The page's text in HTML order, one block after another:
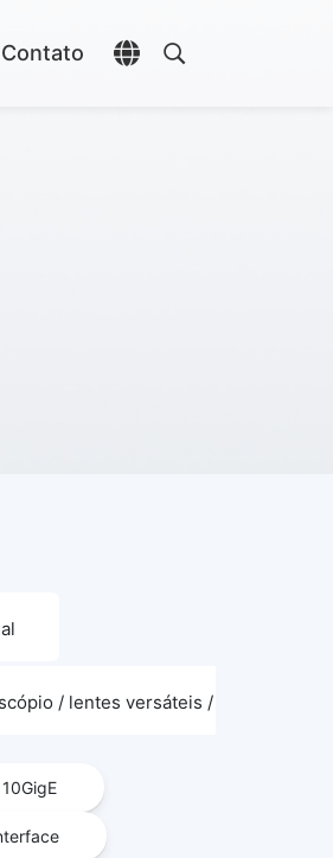
Contato
Abrir seletor de
Abrir pesquisa
/ lentes versáteis / acessórios